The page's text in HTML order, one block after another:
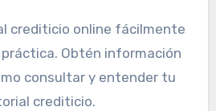
Obtén información
consultar y entender tu
crediticio.